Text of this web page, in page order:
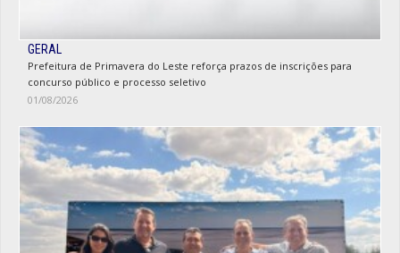
GERAL
Prefeitura de Primavera do Leste reforça prazos de inscrições para
concurso público e processo seletivo
01/08/2026